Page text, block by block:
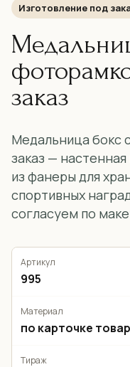
Изготовление под
заказ
Медальница бокс
заказ —
из фанеры для
спортивных
согласуем по
Артикул
995
Материал
по карточке
Тираж